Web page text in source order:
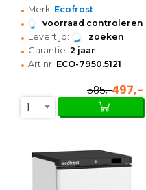
• Merk: Ecofrost
• voorraad controleren
• Levertijd: zoeken
• Garantie: 2 jaar
• Art.nr: ECO-7950.5121
585,-497,-
1